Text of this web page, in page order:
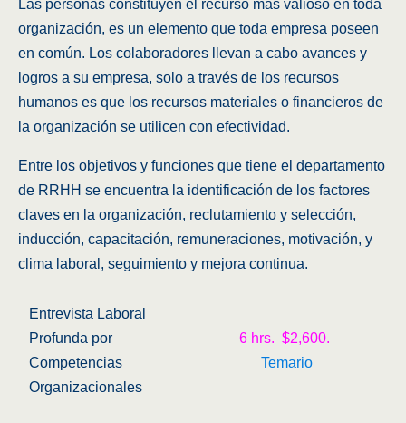
Las personas constituyen el recurso mas valioso en toda
organización, es un elemento que toda empresa poseen
en común. Los colaboradores llevan a cabo avances y
logros a su empresa, solo a través de los recursos
humanos es que los recursos materiales o financieros de
la organización se utilicen con efectividad.
Entre los objetivos y funciones que tiene el departamento
de RRHH se encuentra la identificación de los factores
claves en la organización, reclutamiento y selección,
inducción, capacitación, remuneraciones, motivación, y
clima laboral, seguimiento y mejora continua.
Entrevista Laboral
Profunda por
Competencias
Organizacionales
6 hrs. $2,600.
Temario